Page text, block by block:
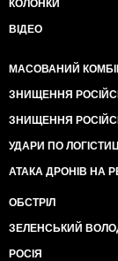
КОЛОНКИ
ВІДЕО
МАСОВАНИЙ
ЗНИЩЕННЯ
ЗНИЩЕННЯ
УДАРИ ПО
АТАКА ДРОНІВ НА
ОБСТРІЛ
ЗЕЛЕНСЬКИЙ
РОСІЯ